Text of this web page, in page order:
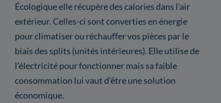
Écologique elle récupère des calories dans l'air
extérieur. Celles-ci sont converties en énergie
pour climatiser ou réchauffer vos pièces par le
biais des splits (unités intérieures). Elle utilise de
l'électricité pour fonctionner mais sa faible
consommation lui vaut d'être une solution
économique.